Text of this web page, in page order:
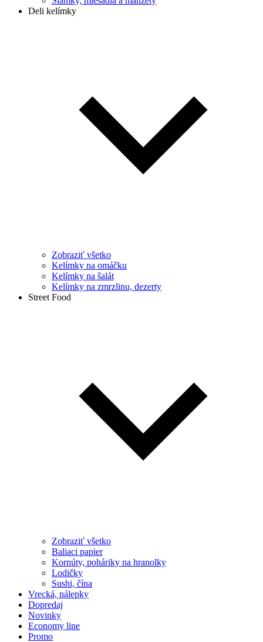
Deli kelímky
Zobraziť všetko
Kelímky na omáčku
Kelímky na šalát
Kelímky na zmrzlinu, dezerty
Street Food
Zobraziť všetko
Baliaci papier
Kornúty, poháriky na hranolky
Lodičky
Sushi, čína
Vrecká, nálepky
Dopredaj
Novinky
Economy line
Promo